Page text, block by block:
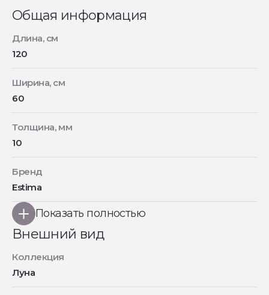
Общая информация
Длина, см
120
Ширина, см
60
Толщина, мм
10
Бренд
Estima
Показать полностью
Внешний вид
Коллекция
Луна